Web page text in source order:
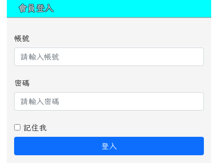
會員登入
帳號
密碼
記住我
登入